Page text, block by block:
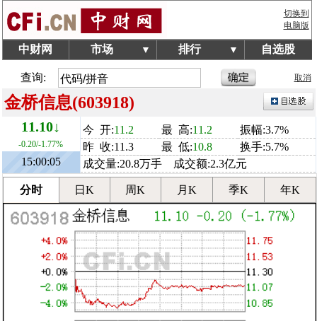
切换到
电脑版
中财网 市场 ▼ 排行 ▼ 自选股
查询: 取消
金桥信息(603918)
11.10↓
-0.20/-1.77%
15:00:05
今 开:11.2 最 高:11.2
振幅:3.7%
昨 收:11.3
最 低:10.8
换手:5.7%
成交量:20.8万手 成交额:2.3亿元
分时 日K 周K 月K 季K 年K